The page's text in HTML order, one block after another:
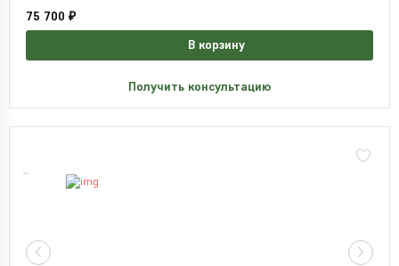
75 700 ₽
В корзину
Получить консультацию